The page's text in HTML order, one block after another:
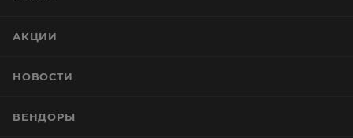
АКЦИИ
НОВОСТИ
ВЕНДОРЫ